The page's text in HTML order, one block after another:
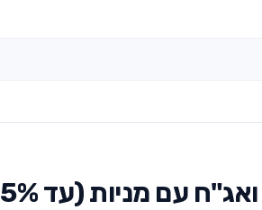
תשואות אלטשולר שחם השתלמות אשראי